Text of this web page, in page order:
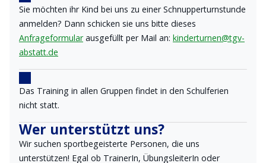
Sie möchten ihr Kind bei uns zu einer Schnupperturnstunde
anmelden? Dann schicken sie uns bitte dieses
Anfrageformularausgefüllt per Mail an: kinderturnen@tgv-
abstatt.de
Das Training in allen Gruppen findet in den Schulferien
nicht statt.
Wer unterstützt uns?
Wir suchen sportbegeisterte Personen, die uns
unterstützen! Egal ob TrainerIn, ÜbungsleiterIn oder